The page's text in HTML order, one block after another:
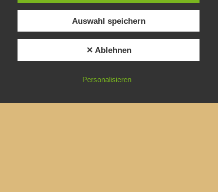
Auswahl speichern
✕ Ablehnen
Personalisieren